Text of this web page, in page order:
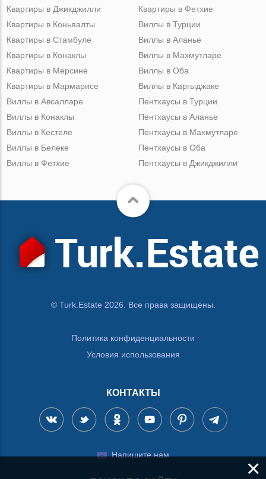
Квартиры в Джикджилли
Квартиры в Фетхие
Квартиры в Коньяалты
Квартиры в Стамбуле
Квартиры в Конаклы
Квартиры в Мерсине
Квартиры в Мармарисе
Виллы в Турции
Виллы в Аланье
Виллы в Махмутларе
Виллы в Оба
Виллы в Каргыджаке
Виллы в Авсалларе
Виллы в Конаклы
Виллы в Кестеле
Виллы в Белеке
Виллы в Фетхие
Пентхаусы в Турции
Пентхаусы в Аланье
Пентхаусы в Махмутларе
Пентхаусы в Оба
Пентхаусы в Джикджилли
© Turk.Estate 2026. Все права защищены.
Политика конфиденциальности
Условия использования
КОНТАКТЫ
Напишите нам
×